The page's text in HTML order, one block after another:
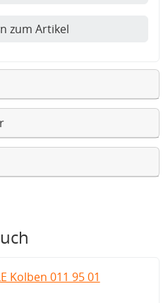
zum Artikel
Kolben 011 95 01